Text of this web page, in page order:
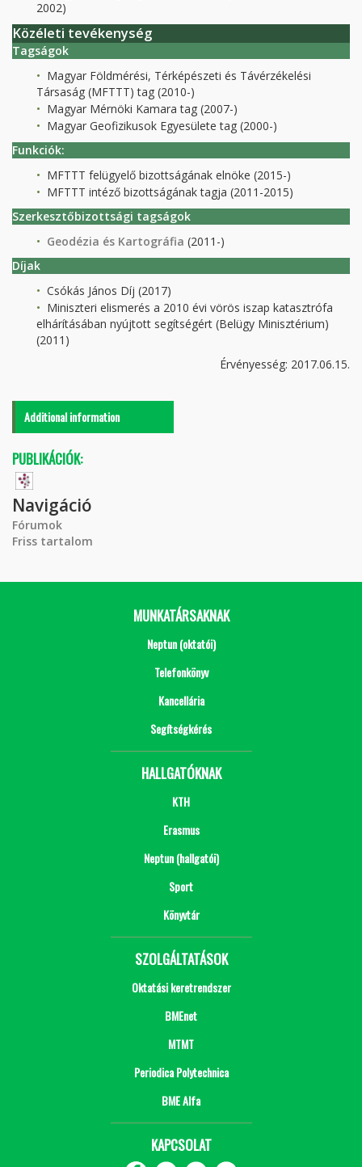
2002)
Közéleti tevékenység
Tagságok
Magyar Földmérési, Térképészeti és Távérzékelési
Társaság (MFTTT) tag (2010-)
Magyar Mérnöki Kamara tag (2007-)
Magyar Geofizikusok Egyesülete tag (2000-)
Funkciók:
MFTTT felügyelő bizottságának elnöke (2015-)
MFTTT intéző bizottságának tagja (2011-2015)
Szerkesztőbizottsági tagságok
Geodézia és Kartográfia (2011-)
Díjak
Csókás János Díj (2017)
Miniszteri elismerés a 2010 évi vörös iszap katasztrófa
elhárításában nyújtott segítségért (Belügy Minisztérium)
(2011)
Érvényesség: 2017.06.15.
Additional information
PUBLIKÁCIÓK:
Navigáció
Fórumok
Friss tartalom
MUNKATÁRSAKNAK
Neptun (oktatói)
Telefonkönyv
Kancellária
Segítségkérés
HALLGATÓKNAK
KTH
Erasmus
Neptun (hallgatói)
Sport
Könyvtár
SZOLGÁLTATÁSOK
Oktatási keretrendszer
BMEnet
MTMT
Periodica Polytechnica
BME Alfa
KAPCSOLAT